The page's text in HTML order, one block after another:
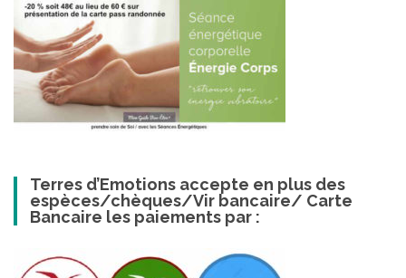
Terres d’Emotions accepte en plus des
espèces/chèques/Vir bancaire/ Carte
Bancaire les paiements par :